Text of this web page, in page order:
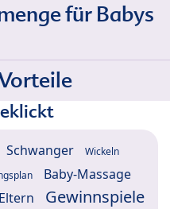
für Babys
Schwanger Wickeln
Baby-Massage
Gewinnspiele